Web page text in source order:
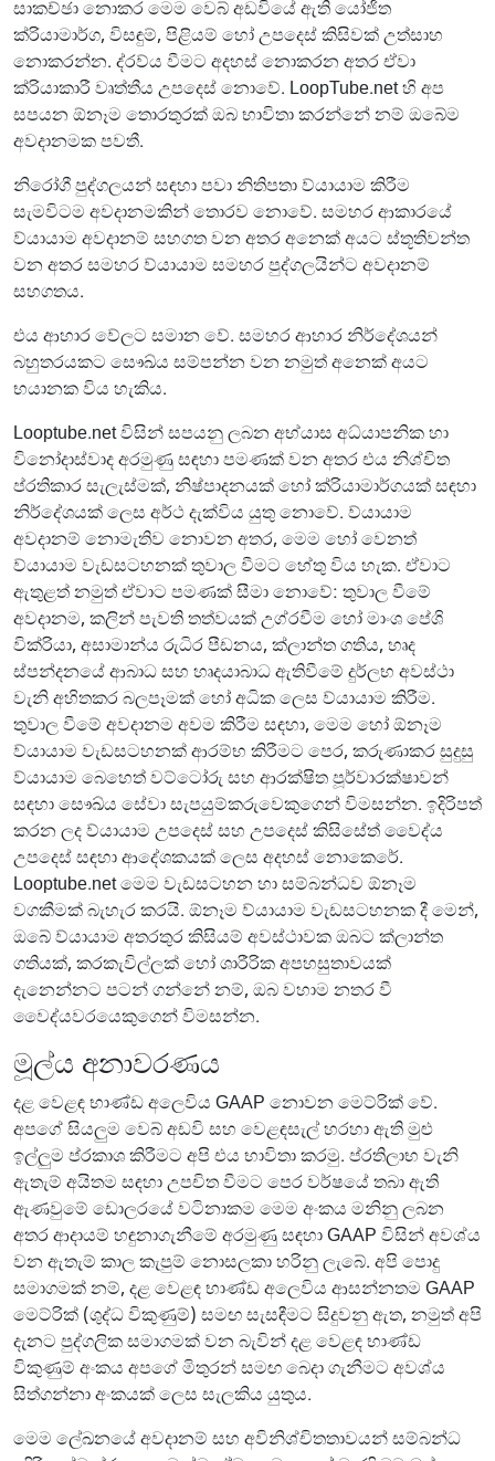
සාකච්ඡා නොකර මෙම වෙබ් අඩවියේ ඇති යෝජිත
ක්රියාමාර්ග, විසඳුම්, පිළියම් හෝ උපදෙස් කිසිවක් උත්සාහ
නොකරන්න. ද්රව්ය වීමට අදහස් නොකරන අතර ඒවා
ක්රියාකාරී වෘත්තීය උපදෙස් නොවේ. LoopTube.net හි අප
සපයන ඕනෑම තොරතුරක් ඔබ භාවිතා කරන්නේ නම් ඔබේම
අවදානමක පවතී.
නිරෝගී පුද්ගලයන් සඳහා පවා නිතිපතා ව්යායාම කිරීම
සැමවිටම අවදානමකින් තොරව නොවේ. සමහර ආකාරයේ
ව්යායාම අවදානම් සහගත වන අතර අනෙක් අයට ස්තූතිවන්ත
වන අතර සමහර ව්යායාම සමහර පුද්ගලයින්ට අවදානම්
සහගතය.
එය ආහාර වේලට සමාන වේ. සමහර ආහාර නිර්දේශයන්
බහුතරයකට සෞඛ්ය සම්පන්න වන නමුත් අනෙක් අයට
භයානක විය හැකිය.
Looptube.net විසින් සපයනු ලබන අභ්යාස අධ්යාපනික හා
විනෝදාස්වාද අරමුණු සඳහා පමණක් වන අතර එය නිශ්චිත
ප්රතිකාර සැලැස්මක්, නිෂ්පාදනයක් හෝ ක්රියාමාර්ගයක් සඳහා
නිර්දේශයක් ලෙස අර්ථ දැක්විය යුතු නොවේ. ව්යායාම
අවදානම් නොමැතිව නොවන අතර, මෙම හෝ වෙනත්
ව්යායාම වැඩසටහනක් තුවාල වීමට හේතු විය හැක. ඒවාට
ඇතුළත් නමුත් ඒවාට පමණක් සීමා නොවේ: තුවාල වීමේ
අවදානම, කලින් පැවති තත්වයක් උග්රවීම හෝ මාංශ පේශි
වික්රියා, අසාමාන්ය රුධිර පීඩනය, ක්ලාන්ත ගතිය, හෘද
ස්පන්දනයේ ආබාධ සහ හෘදයාබාධ ඇතිවීමේ දුර්ලභ අවස්ථා
වැනි අහිතකර බලපෑමක් හෝ අධික ලෙස ව්යායාම කිරීම.
තුවාල වීමේ අවදානම අවම කිරීම සඳහා, මෙම හෝ ඕනෑම
ව්යායාම වැඩසටහනක් ආරම්භ කිරීමට පෙර, කරුණාකර සුදුසු
ව්යායාම බෙහෙත් වට්ටෝරු සහ ආරක්ෂිත පූර්වාරක්ෂාවන්
සඳහා සෞඛ්ය සේවා සැපයුම්කරුවෙකුගෙන් විමසන්න. ඉදිරිපත්
කරන ලද ව්යායාම උපදෙස් සහ උපදෙස් කිසිසේත් වෛද්ය
උපදෙස් සඳහා ආදේශකයක් ලෙස අදහස් නොකෙරේ.
Looptube.net මෙම වැඩසටහන හා සම්බන්ධව ඕනෑම
වගකීමක් බැහැර කරයි. ඕනෑම ව්යායාම වැඩසටහනක දී මෙන්,
ඔබේ ව්යායාම අතරතුර කිසියම් අවස්ථාවක ඔබට ක්ලාන්ත
ගතියක්, කරකැවිල්ලක් හෝ ශාරීරික අපහසුතාවයක්
දැනෙන්නට පටන් ගන්නේ නම්, ඔබ වහාම නතර වී
වෛද්යවරයෙකුගෙන් විමසන්න.
මූල්ය අනාවරණය
දළ වෙළඳ භාණ්ඩ අලෙවිය GAAP නොවන මෙට්රික් වේ.
අපගේ සියලුම වෙබ් අඩවි සහ වෙළඳසැල් හරහා ඇති මුළු
ඉල්ලුම ප්රකාශ කිරීමට අපි එය භාවිතා කරමු. ප්රතිලාභ වැනි
ඇතැම් අයිතම සඳහා උපචිත වීමට පෙර වර්ෂයේ තබා ඇති
ඇණවුමේ ඩොලරයේ වටිනාකම මෙම අංකය මනිනු ලබන
අතර ආදායම් හඳුනාගැනීමේ අරමුණු සඳහා GAAP විසින් අවශ්ය
වන ඇතැම් කාල කැපුම් නොසලකා හරිනු ලැබේ. අපි පොදු
සමාගමක් නම්, දළ වෙළඳ භාණ්ඩ අලෙවිය ආසන්නතම GAAP
මෙට්රික් (ශුද්ධ විකුණුම්) සමඟ සැසඳීමට සිදුවනු ඇත, නමුත් අපි
දැනට පුද්ගලික සමාගමක් වන බැවින් දළ වෙළඳ භාණ්ඩ
විකුණුම් අංකය අපගේ මිතුරන් සමඟ බෙදා ගැනීමට අවශ්ය
සිත්ගන්නා අංකයක් ලෙස සැලකිය යුතුය.
මෙම ලේඛනයේ අවදානම් සහ අවිනිශ්චිතතාවයන් සම්බන්ධ